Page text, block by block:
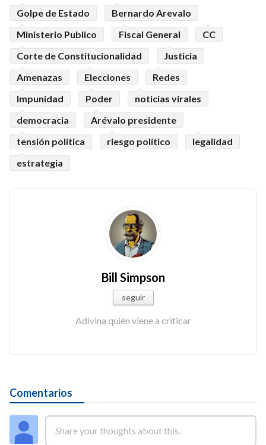
Golpe de Estado
Bernardo Arevalo
Ministerio Publico
Fiscal General
CC
Corte de Constitucionalidad
Justicia
Amenazas
Elecciones
Redes
Impunidad
Poder
noticias virales
democracia
Arévalo presidente
tensión política
riesgo político
legalidad
estrategia
Bill Simpson
seguir
Adivina quién viene a criticar
Comentarios